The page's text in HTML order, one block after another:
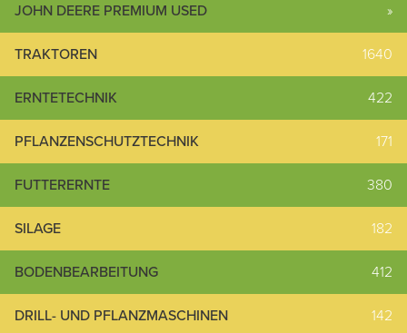
JOHN DEERE PREMIUM USED »
TRAKTOREN 1640
ERNTETECHNIK 422
PFLANZENSCHUTZTECHNIK 171
FUTTERERNTE 380
SILAGE 182
BODENBEARBEITUNG 412
DRILL- UND PFLANZMASCHINEN 142